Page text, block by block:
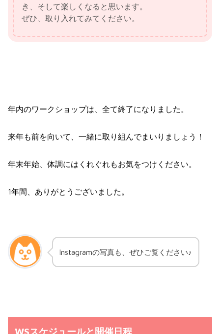
き、そして楽しくなると思います。
ぜひ、取り入れてみてください。
年内のワークショップは、全て終了になりました。
来年も前を向いて、一緒に取り組んでまいりましょう！
年末年始、体調にはくれぐれもお気をつけください。
1年間、ありがとうございました。
Instagramの写真も、ぜひご覧ください♪
WSスケジュールと開催日程